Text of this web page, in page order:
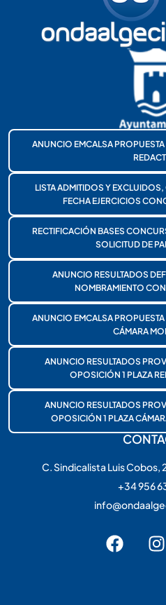
ANUNCIO EMCALSA
LISTA ADMITIDOS Y
FECHA EJERCICIOS
RECTIFICACIÓN BASES
SOLICITUD DE
ANUNCIO RESULTADOS
NOMBRAMIENTO
ANUNCIO EMCALSA
CÁMARA
ANUNCIO RESULTADOS
OPOSICIÓN 1 PLAZA
ANUNCIO RESULTADOS
OPOSICIÓN 1 PLAZA
C. Sindicalista Luis Cobos,
+34 956